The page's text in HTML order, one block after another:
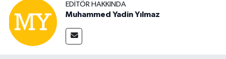
EDITÖR HAKKINDA
Muhammed Yadin Yılmaz